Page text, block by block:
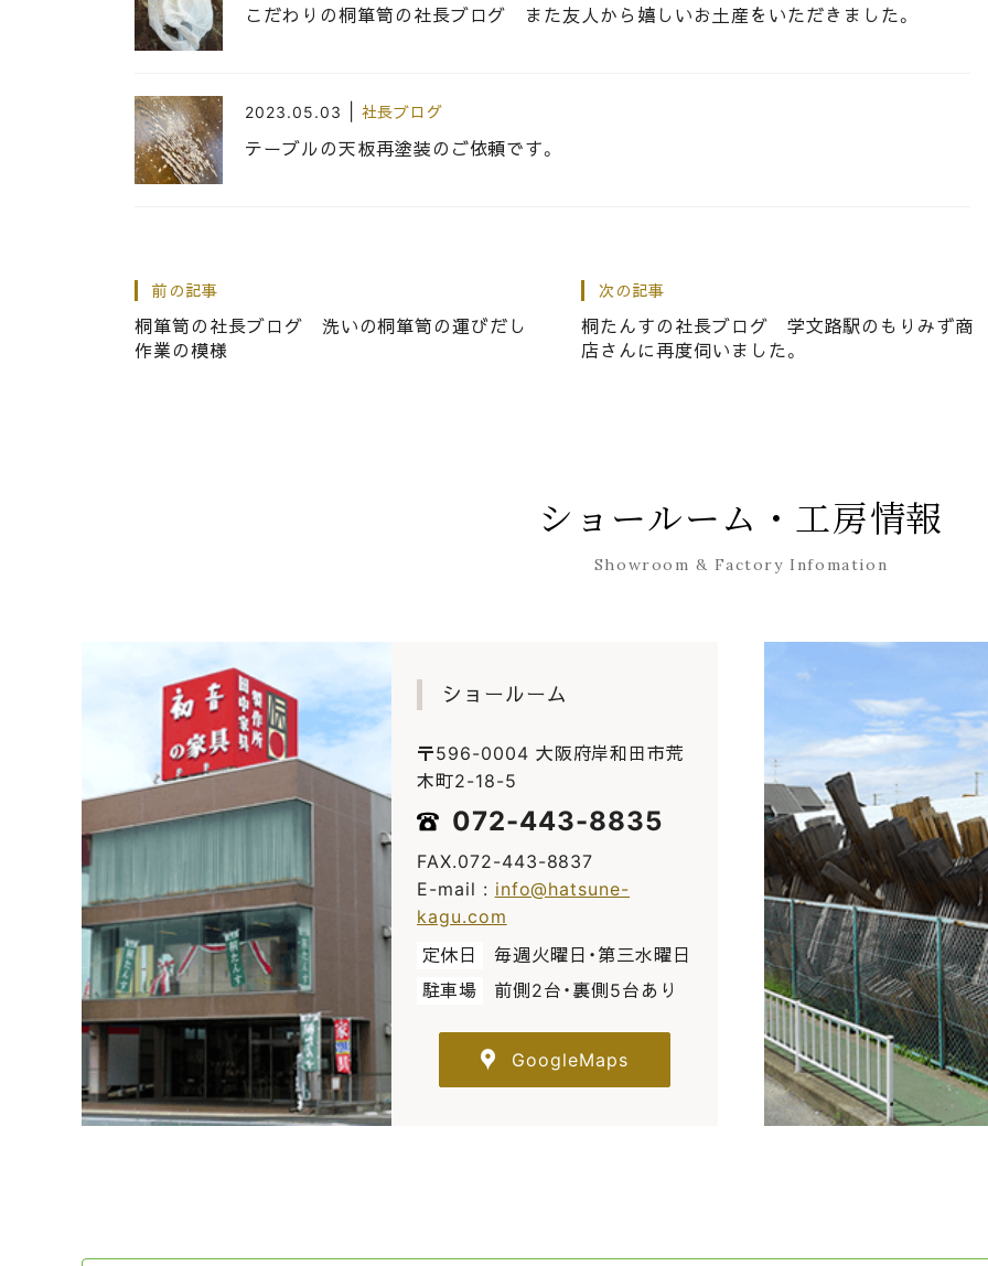
こだわりの桐箪笥の社長ブログ また友人から嬉しいお土産をいただきました。
2023.05.03 社長ブログ
テーブルの天板再塗装のご依頼です。
桐たんすの社長ブログ 岸和田の銘菓といえば「だんじり屋」のだんじりまんじゅうで
す。
前の記事
桐箪笥の社長ブログ 洗いの桐箪笥の運びだし
作業の模様
次の記事
桐たんすの社長ブログ 学文路駅のもりみず商
店さんに再度伺いました。
ショールーム・工房情報
Showroom & Factory Infomation
ショールーム
〒596-0004 大阪府岸和田市荒
木町2-18-5
072-443-8835
FAX.072-443-8837
E-mail : info@hatsune-
kagu.com
定休日
毎週火曜日・第三水曜日
駐車場
前側2台・裏側5台あり
GoogleMaps